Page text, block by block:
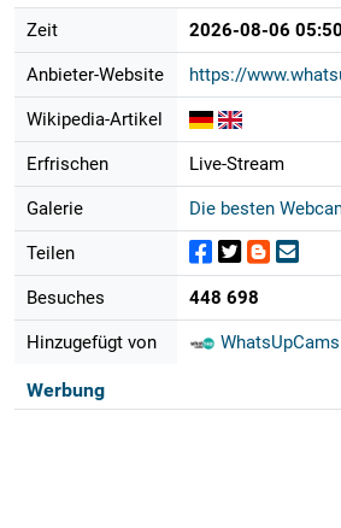
Zeit 2026-08-06 05:50
Anbieter-Website https://
Wikipedia-Artikel
Erfrischen Live-Stream
Galerie Die besten
Teilen
Besuches 448 698
Hinzugefügt von WhatsUpCams
Werbung